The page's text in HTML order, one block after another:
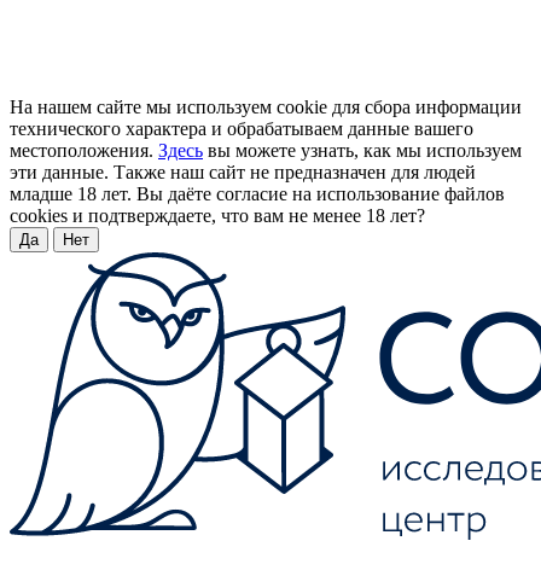
На нашем сайте мы используем cookie для сбора информации
технического характера и обрабатываем данные вашего
местоположения. Здесь вы можете узнать, как мы используем
эти данные. Также наш сайт не предназначен для людей
младше 18 лет. Вы даёте согласие на использование файлов
cookies и подтверждаете, что вам не менее 18 лет?
Да Нет